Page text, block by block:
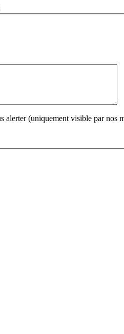
alerter (uniquement visible par nos